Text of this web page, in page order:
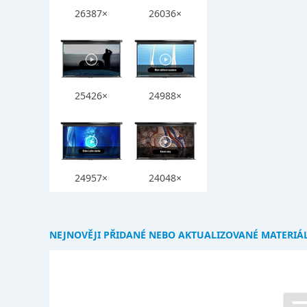
26387× 26036×
25426× 24988×
24957× 24048×
NEJNOVĚJI PŘIDANÉ NEBO AKTUALIZOVANÉ